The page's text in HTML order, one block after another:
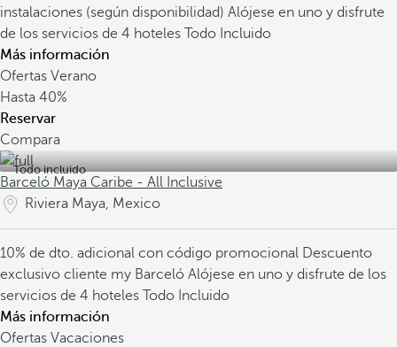
instalaciones (según disponibilidad) Alójese en uno y disfrute
de los servicios de 4 hoteles Todo Incluido
Más información
Ofertas Verano
Hasta 40%
Reservar
Compara
Todo incluido
Barceló Maya Caribe - All Inclusive
Riviera Maya, Mexico
10% de dto. adicional con código promocional Descuento
exclusivo cliente my Barceló Alójese en uno y disfrute de los
servicios de 4 hoteles Todo Incluido
Más información
Ofertas Vacaciones